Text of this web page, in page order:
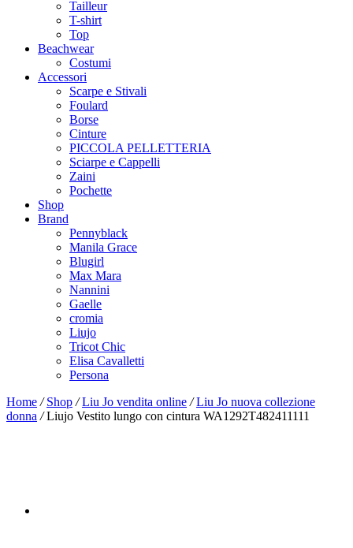
Tailleur
T-shirt
Top
Beachwear
Costumi
Accessori
Scarpe e Stivali
Foulard
Borse
Cinture
PICCOLA PELLETTERIA
Sciarpe e Cappelli
Zaini
Pochette
Shop
Brand
Pennyblack
Manila Grace
Blugirl
Max Mara
Nannini
Gaelle
cromia
Liujo
Tricot Chic
Elisa Cavalletti
Persona
Home / Shop / Liu Jo vendita online / Liu Jo nuova collezione
donna /Liujo Vestito lungo con cintura WA1292T482411111